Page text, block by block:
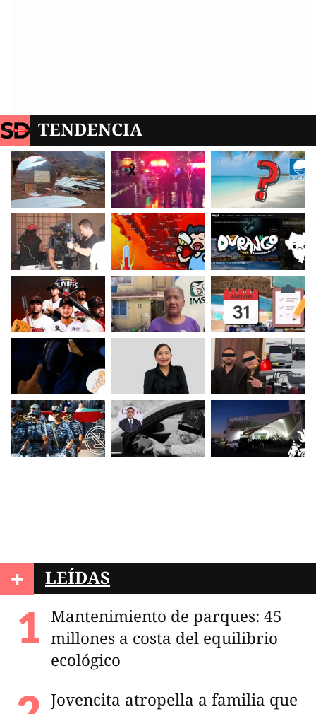
TENDENCIA
+ LEÍDAS
Mantenimiento de parques: 45
millones a costa del equilibrio
ecológico
Jovencita atropella a familia que